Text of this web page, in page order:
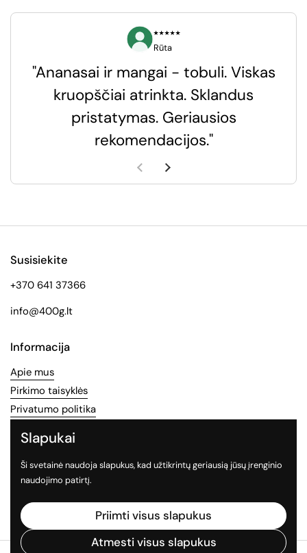
⭑⭑⭑⭑⭑
Rūta
"Ananasai ir mangai - tobuli. Viskas
kruopščiai atrinkta. Sklandus
pristatymas. Geriausios
rekomendacijos."
Ankstesnė skaidrė
Kita skaidrė
Susisiekite
+370 641 37366
info@400g.lt
Informacija
Apie mus
Pirkimo taisyklės
Privatumo politika
Socialinės medijos
Sekite mus socialiniuose tinkluose
Facebook
Slapukai
Ši svetainė naudoja slapukus, kad užtikrintų geriausią jūsų įrenginio
naudojimo patirtį.
Priimti visus slapukus
Atmesti visus slapukus